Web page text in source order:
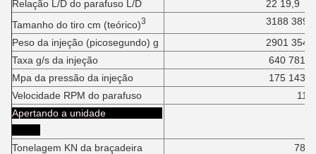
Relação L/D do parafuso L/D
22 19,9
Tamanho do tiro cm (teórico)3
3188 3894
Peso da injeção (picosegundo) g
2901 3543
Taxa g/s da injeção
640 781
Mpa da pressão da injeção
175 143
Velocidade RPM do parafuso
115
Apertando a unidade
Tonelagem KN da braçadeira